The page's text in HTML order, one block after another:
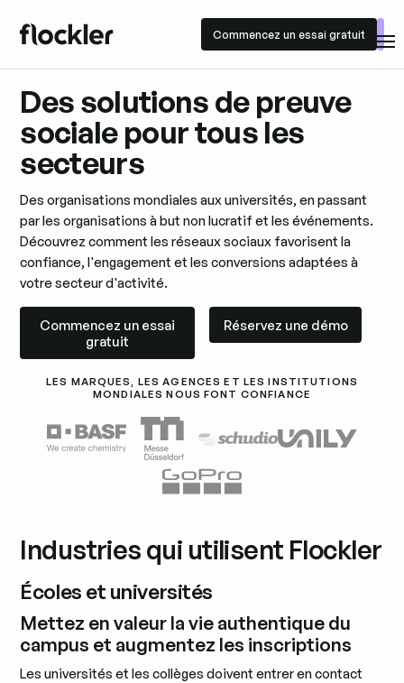
Commencez un essai gratuit
Commencez un essai gratuit
Des solutions de preuve
sociale pour tous les
secteurs
Des organisations mondiales aux universités, en passant
par les organisations à but non lucratif et les événements.
Découvrez comment les réseaux sociaux favorisent la
confiance, l'engagement et les conversions adaptées à
votre secteur d'activité.
Commencez un essai
gratuit
Commencez un essai gratuit
Réservez une démo
LES MARQUES, LES AGENCES ET LES INSTITUTIONS
MONDIALES NOUS FONT CONFIANCE
Industries qui utilisent Flockler
Écoles et universités
Mettez en valeur la vie authentique du
campus et augmentez les inscriptions
Les universités et les collèges doivent entrer en contact